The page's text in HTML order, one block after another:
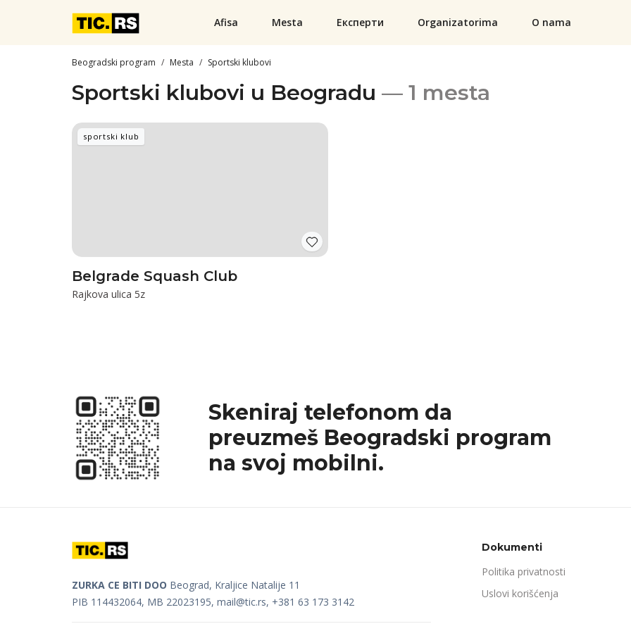
Afisa Mesta Експерти Organizatorima O nama
Beogradski program Mesta Sportski klubovi
Sportski klubovi u Beogradu — 1 mesta
sportski klub
Belgrade Squash Club
Rajkova ulica 5z
Skeniraj telefonom da
preuzmeš Beogradski program
na svoj mobilni.
ZURKA CE BITI DOO Beograd, Kraljice Natalije 11
PIB 114432064, MB 22023195, mail@tic.rs, +381 63 173 3142
Dokumenti
Politika privatnosti
Uslovi korišćenja